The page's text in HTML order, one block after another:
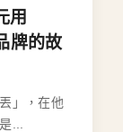
用
牌的故
」，在他
...